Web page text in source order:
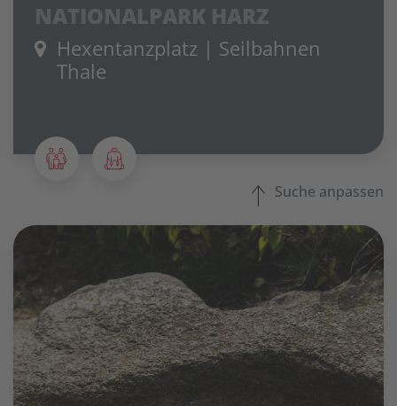
NATIONALPARK HARZ
Hexentanzplatz | Seilbahnen
Thale
Suche anpassen